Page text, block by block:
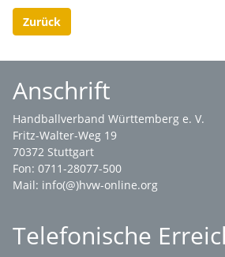
Zurück
Anschrift
Handballverband Württemberg e. V.
Fritz-Walter-Weg 19
70372 Stuttgart
Fon: 0711-28077-500
Mail: info(@)hvw-online.org
Telefonische